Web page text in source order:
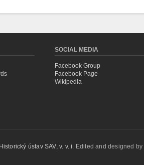
SOCIAL MEDIA
Facebook Group
Facebook Page
Wikipedia
Historický ústav SAV, v. v. i. Edited and designed by